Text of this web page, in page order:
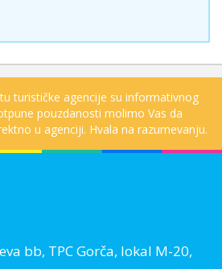
turističke agencije su informativnog
pouzdanosti molimo Vas da
u agenciji. Hvala na razumevanju.
bb, TPC Gorča, lokal M-20,